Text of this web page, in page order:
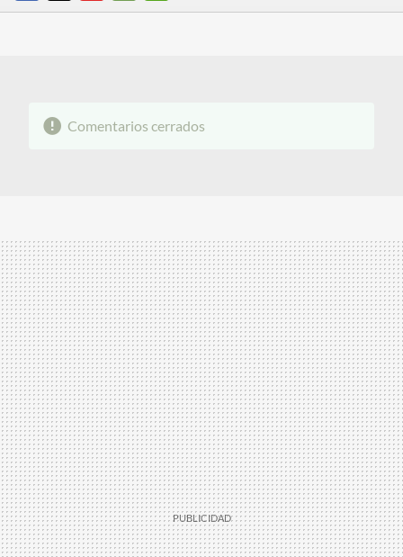
FACEBOOK
TWITTERFLIPBOARD
E-
WHATSAPP
Comentarios cerrados